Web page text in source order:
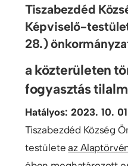
Tiszabezdéd
Képviselő-
28.)
a közterületen
fogyasztás
Hatályos: 2023. 10. 01
Tiszabezdéd Község
testületeaz